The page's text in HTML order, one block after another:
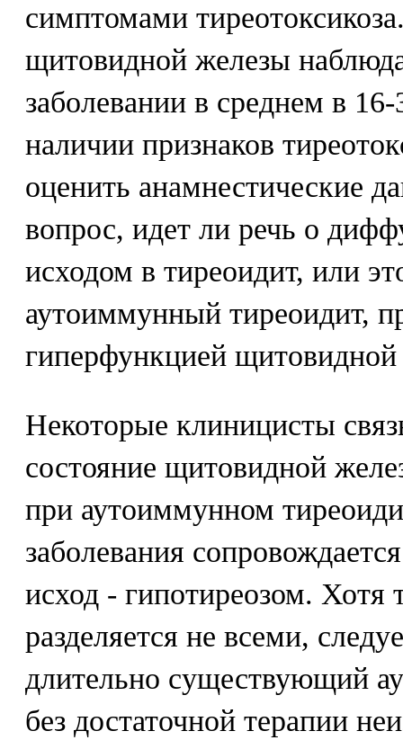
симптомами
щитовидной железы
заболевании в среднем в
наличии признаков
оценить анамнестические
вопрос, идет ли речь о
исходом в тиреоидит, или
аутоиммунный тиреоидит,
гиперфункцией
Некоторые клиницисты
состояние щитовидной
при аутоиммунном
заболевания
исход - гипотиреозом. Хотя
разделяется не всеми,
длительно существующий
без достаточной терапии